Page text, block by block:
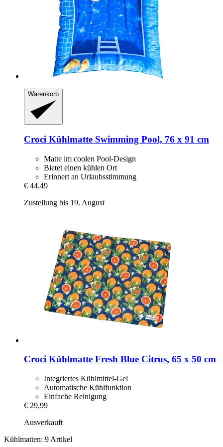
Warenkorb
Croci Kühlmatte Swimming Pool, 76 x 91 cm
Matte im coolen Pool-Design
Bietet einen kühlen Ort
Erinnert an Urlaubsstimmung
€ 44,49
Zustellung bis 19. August
Croci Kühlmatte Fresh Blue Citrus, 65 x 50 cm
Integriertes Kühlmittel-Gel
Automatische Kühlfunktion
Einfache Reinigung
€ 29,99
Ausverkauft
Kühlmatten: 9 Artikel